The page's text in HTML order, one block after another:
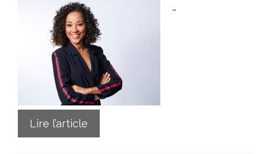
…
Lire l’article